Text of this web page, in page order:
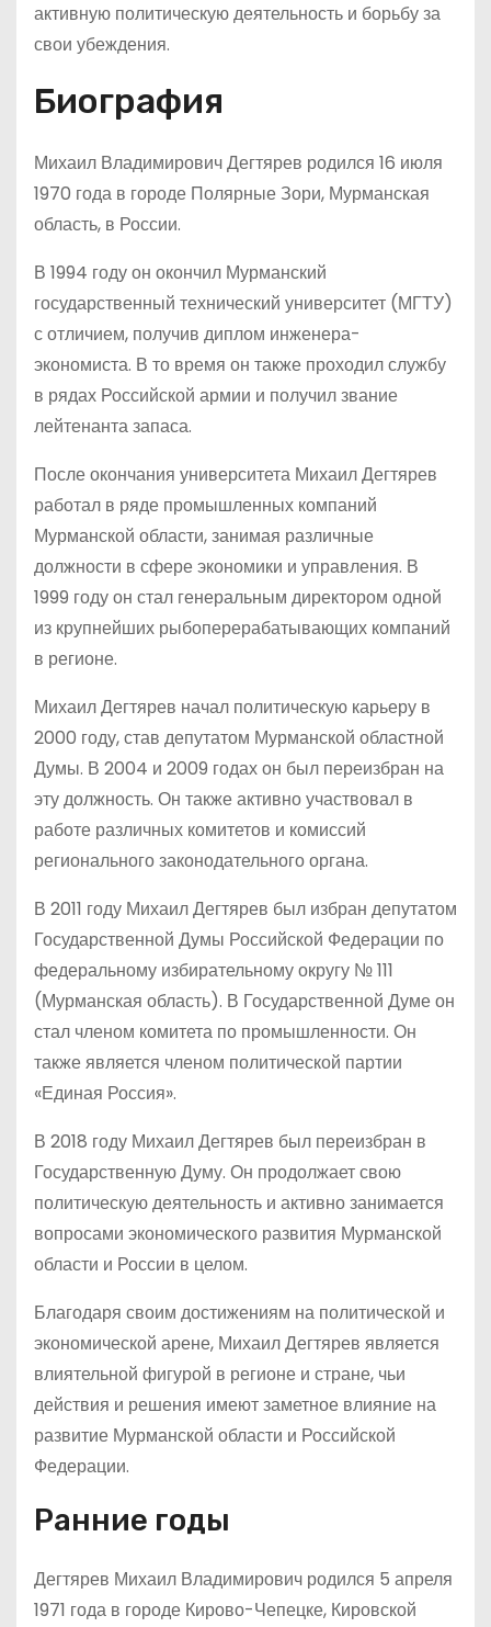
активную политическую деятельность и борьбу за
свои убеждения.
Биография
Михаил Владимирович Дегтярев родился 16 июля
1970 года в городе Полярные Зори, Мурманская
область, в России.
В 1994 году он окончил Мурманский
государственный технический университет (МГТУ)
с отличием, получив диплом инженера-
экономиста. В то время он также проходил службу
в рядах Российской армии и получил звание
лейтенанта запаса.
После окончания университета Михаил Дегтярев
работал в ряде промышленных компаний
Мурманской области, занимая различные
должности в сфере экономики и управления. В
1999 году он стал генеральным директором одной
из крупнейших рыбоперерабатывающих компаний
в регионе.
Михаил Дегтярев начал политическую карьеру в
2000 году, став депутатом Мурманской областной
Думы. В 2004 и 2009 годах он был переизбран на
эту должность. Он также активно участвовал в
работе различных комитетов и комиссий
регионального законодательного органа.
В 2011 году Михаил Дегтярев был избран депутатом
Государственной Думы Российской Федерации по
федеральному избирательному округу № 111
(Мурманская область). В Государственной Думе он
стал членом комитета по промышленности. Он
также является членом политической партии
«Единая Россия».
В 2018 году Михаил Дегтярев был переизбран в
Государственную Думу. Он продолжает свою
политическую деятельность и активно занимается
вопросами экономического развития Мурманской
области и России в целом.
Благодаря своим достижениям на политической и
экономической арене, Михаил Дегтярев является
влиятельной фигурой в регионе и стране, чьи
действия и решения имеют заметное влияние на
развитие Мурманской области и Российской
Федерации.
Ранние годы
Дегтярев Михаил Владимирович родился 5 апреля
1971 года в городе Кирово-Чепецке, Кировской